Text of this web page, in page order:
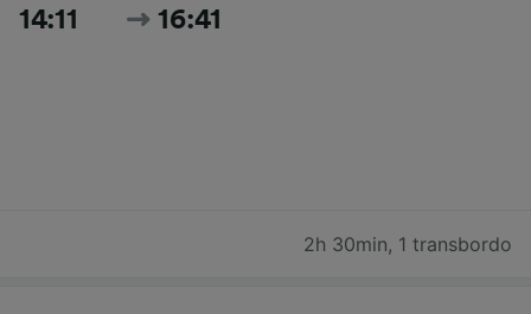
14:11 16:41
2h 30min, 1 transbordo